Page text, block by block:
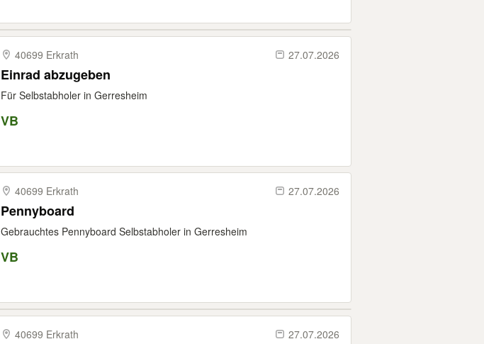
40699 Erkrath 27.07.2026
Einrad abzugeben
Für Selbstabholer in Gerresheim
VB
40699 Erkrath 27.07.2026
Pennyboard
Gebrauchtes Pennyboard Selbstabholer in Gerresheim
VB
40699 Erkrath 27.07.2026